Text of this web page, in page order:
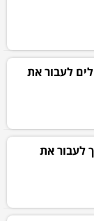
לעבור את
לעבור את